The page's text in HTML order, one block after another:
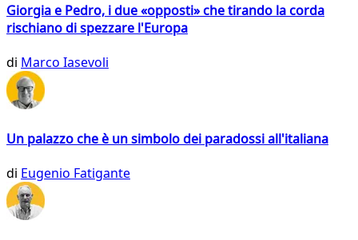
Giorgia e Pedro, i due «opposti» che tirando la corda
rischiano di spezzare l'Europa
di Marco Iasevoli
Un palazzo che è un simbolo dei paradossi all'italiana
di Eugenio Fatigante